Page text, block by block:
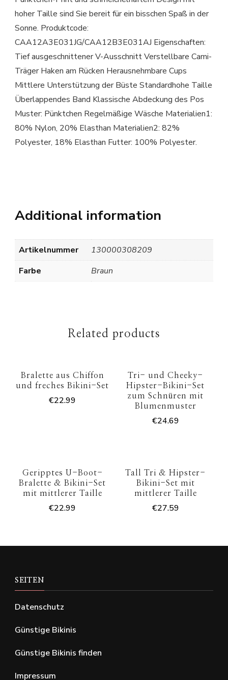
hoher Taille sind Sie bereit für ein bisschen Spaß in der
Sonne. Produktcode:
CAA12A3E031JG/CAA12B3E031AJ Eigenschaften:
Tief ausgeschnittener V-Ausschnitt Verstellbare Cami-
Träger Haken am Rücken Herausnehmbare Cups
Mittlere Unterstützung der Büste Standardhohe Taille
Überlappendes Band Klassische Abdeckung des Pos
Muster: Pünktchen Regelmäßige Wäsche Materialien1:
80% Nylon, 20% Elasthan Materialien2: 82%
Polyester, 18% Elasthan Futter: 100% Polyester.
Additional information
Artikelnummer
130000308209
Farbe
Braun
Related products
Bralette aus Chiffon
und freches Bikini-Set
€22.99
Tri- und Cheeky-
Hipster-Bikini-Set
zum Schnüren mit
Blumenmuster
€24.69
Geripptes U-Boot-
Bralette & Bikini-Set
mit mittlerer Taille
€22.99
Tall Tri & Hipster-
Bikini-Set mit
mittlerer Taille
€27.59
SEITEN
Datenschutz
Günstige Bikinis
Günstige Bikinis finden
Impressum